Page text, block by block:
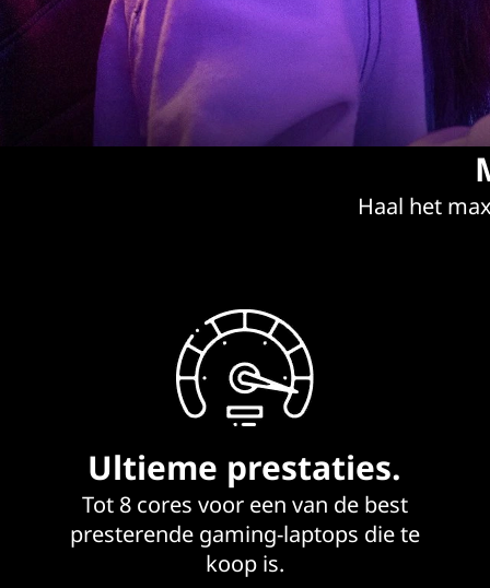
G
a
Haal het
Ultieme prestaties.
Tot 8 cores voor een van de best
presterende gaming-laptops die te
koop is.